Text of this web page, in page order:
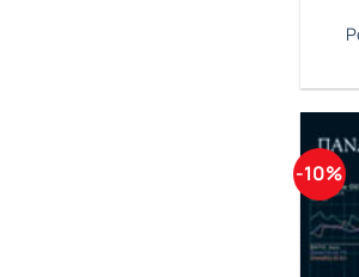
-10%